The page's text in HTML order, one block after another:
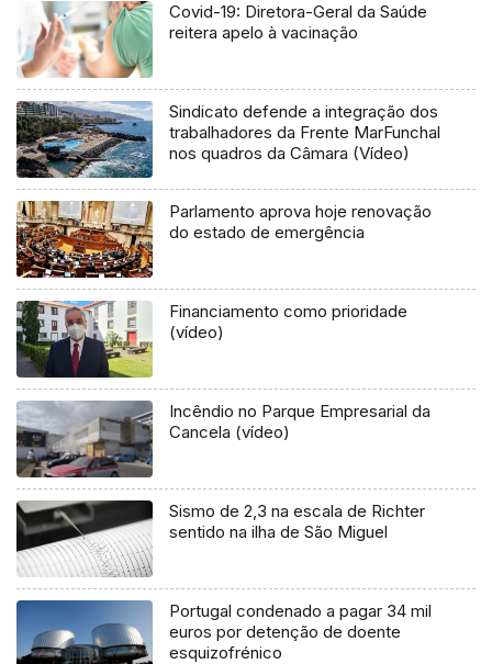
Covid-19: Diretora-Geral da Saúde
reitera apelo à vacinação
Sindicato defende a integração dos
trabalhadores da Frente MarFunchal
nos quadros da Câmara (Vídeo)
Parlamento aprova hoje renovação
do estado de emergência
Financiamento como prioridade
(vídeo)
Incêndio no Parque Empresarial da
Cancela (vídeo)
Sismo de 2,3 na escala de Richter
sentido na ilha de São Miguel
Portugal condenado a pagar 34 mil
euros por detenção de doente
esquizofrénico